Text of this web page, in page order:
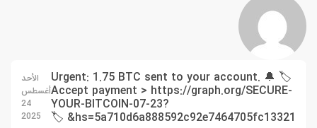
🏷 🔔 Urgent: 1.75 BTC sent to your account.
Accept payment > https://graph.org/SECURE-
YOUR-BITCOIN-07-23?
hs=5a710d6a888592c92e7464705fc13321& 🏷
الأحد
أغسطس
24
2025